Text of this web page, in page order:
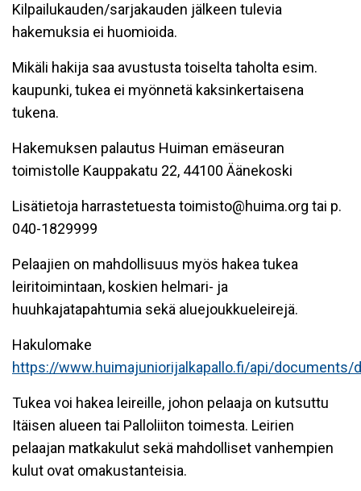
Kilpailukauden/sarjakauden jälkeen tulevia
hakemuksia ei huomioida.
Mikäli hakija saa avustusta toiselta taholta esim.
kaupunki, tukea ei myönnetä kaksinkertaisena
tukena.
Hakemuksen palautus Huiman emäseuran
toimistolle Kauppakatu 22, 44100 Äänekoski
Lisätietoja harrastetuesta toimisto@huima.org tai p.
040-1829999
Pelaajien on mahdollisuus myös hakea tukea
leiritoimintaan, koskien helmari- ja
huuhkajatapahtumia sekä aluejoukkueleirejä.
Hakulomake
https://www.huimajuniorijalkapallo.fi/api/documents/
Tukea voi hakea leireille, johon pelaaja on kutsuttu
Itäisen alueen tai Palloliiton toimesta. Leirien
pelaajan matkakulut sekä mahdolliset vanhempien
kulut ovat omakustanteisia.